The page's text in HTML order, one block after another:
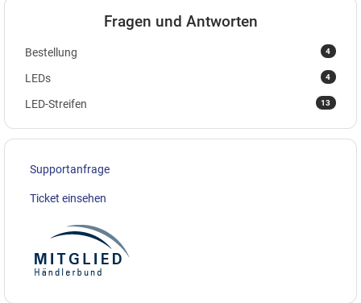
Fragen und Antworten
4
Bestellung
4
LEDs
13
LED-Streifen
Supportanfrage
Ticket einsehen